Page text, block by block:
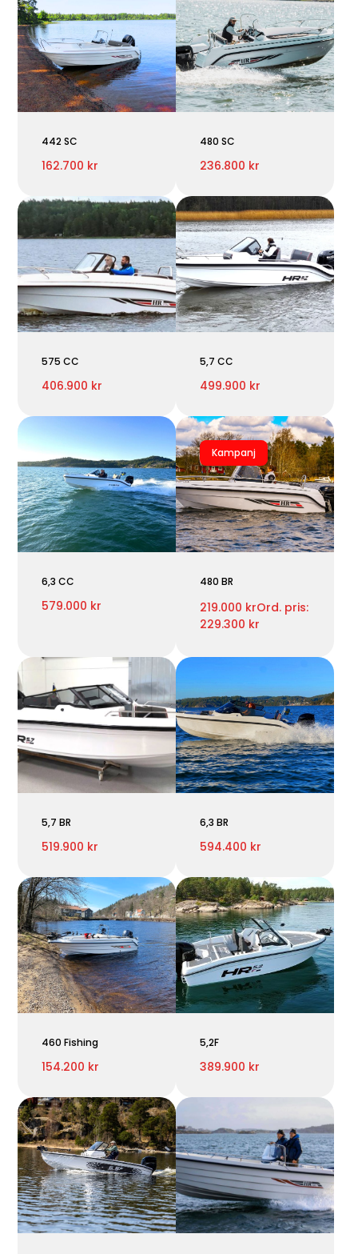
442 SC
162.700 kr
480 SC
236.800 kr
575 CC
406.900 kr
5,7 CC
499.900 kr
6,3 CC
579.000 kr
Kampanj
480 BR
219.000 krOrd. pris:
229.300 kr
5,7 BR
519.900 kr
6,3 BR
594.400 kr
460 Fishing
154.200 kr
5,2F
389.900 kr